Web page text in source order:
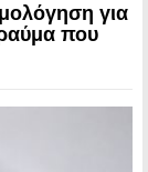
για
που